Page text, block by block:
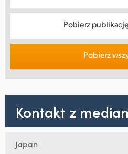
Pobierz
Pobierz
Kontakt z
Japan